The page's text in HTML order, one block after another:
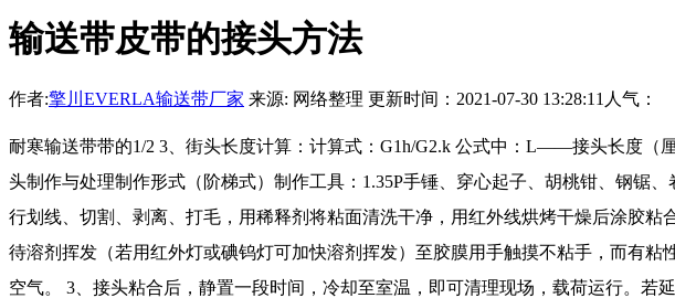
输送带皮带的接头方法
作者:擎川EVERLA输送带厂家 来源: 网络整理 更新时间：2021-07-30 13:28:11 人气：
耐寒输送带带的1/2 3、街头长度计算：计算式：G1h/G2.k 公式中：L——接头长
头制作与处理制作形式（阶梯式）制作工具：1.35P手锤、穿心起子、胡桃钳、钢锯
行划线、切割、剥离、打毛，用稀释剂将粘面清洗干净，用红外线烘烤干燥后涂胶
待溶剂挥发（若用红外灯或碘钨灯可加快溶剂挥发）至胶膜用手触摸不粘手，而有
空气。 3、接头粘合后，静置一段时间，冷却至室温，即可清理现场，载荷运行。若